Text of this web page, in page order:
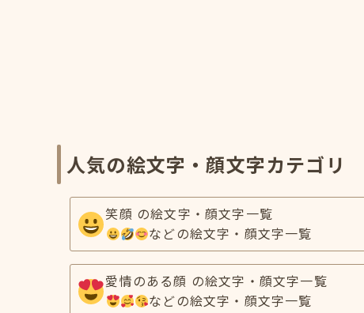
人気の絵文字・顔文字カテゴリ
笑顔 の絵文字・顔文字一覧
などの絵文字・顔文字一覧
愛情のある顔 の絵文字・顔文字一覧
などの絵文字・顔文字一覧